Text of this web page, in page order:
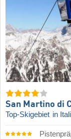
San Martino di
Top-Skigebiet in